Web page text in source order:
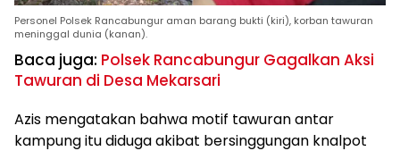
Personel Polsek Rancabungur aman barang bukti (kiri), korban tawuran
meninggal dunia (kanan).
Baca juga: Polsek Rancabungur Gagalkan Aksi
Tawuran di Desa Mekarsari
Azis mengatakan bahwa motif tawuran antar
kampung itu diduga akibat bersinggungan knalpot